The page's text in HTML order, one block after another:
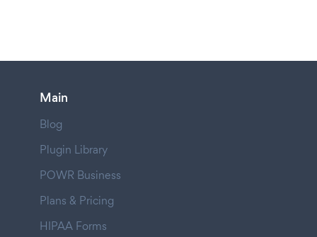
Main
Blog
Plugin Library
POWR Business
Plans & Pricing
HIPAA Forms